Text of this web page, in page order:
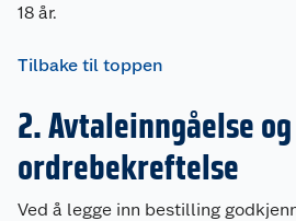
18 år.
Tilbake til toppen
2. Avtaleinngåelse og
ordrebekreftelse
Ved å legge inn bestilling